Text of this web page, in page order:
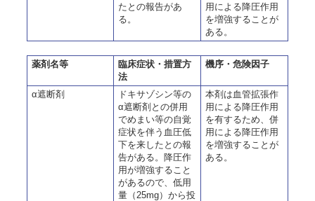
たとの報告があ
る。
用による降圧作用
を増強することが
ある。
薬剤名等
臨床症状・措置方
法
機序・危険因子
α遮断剤
ドキサゾシン等の
α遮断剤との併用
でめまい等の自覚
症状を伴う血圧低
下を来したとの報
告がある。降圧作
用が増強すること
があるので、低用
量（25mg）から投
本剤は血管拡張作
用による降圧作用
を有するため、併
用による降圧作用
を増強することが
ある。